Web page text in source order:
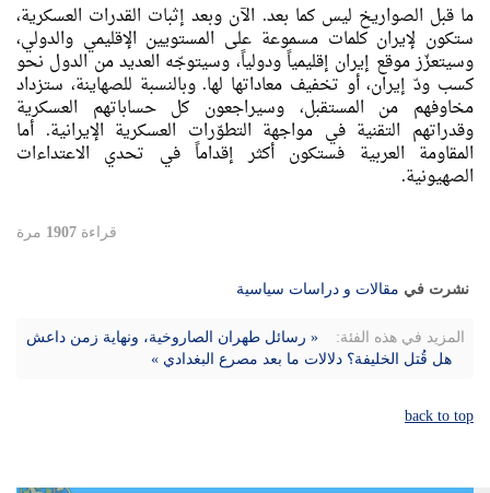
ما قبل الصواريخ ليس كما بعد. الآن وبعد إثبات القدرات العسكرية،
ستكون لإيران كلمات مسموعة على المستويين الإقليمي والدولي،
وسيتعزّز موقع إيران إقليمياً ودولياً، وسيتوجّه العديد من الدول نحو
كسب ودّ إيران، أو تخفيف معاداتها لها. وبالنسبة للصهاينة، ستزداد
مخاوفهم من المستقبل، وسيراجعون كل حساباتهم العسكرية
وقدراتهم التقنية في مواجهة التطوّرات العسكرية الإيرانية. أما
المقاومة العربية فستكون أكثر إقداماً في تحدي الاعتداءات
الصهيونية.
قراءة 1907 مرة
نشرت في مقالات و دراسات سياسية
المزيد في هذه الفئة:
« رسائل طهران الصاروخية، ونهاية زمن داعش
هل قُتل الخليفة؟ دلالات ما بعد مصرع البغدادي »
back to top